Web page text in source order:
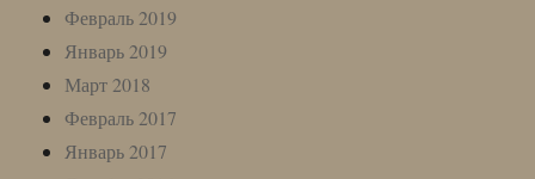
Февраль 2019
Январь 2019
Март 2018
Февраль 2017
Январь 2017